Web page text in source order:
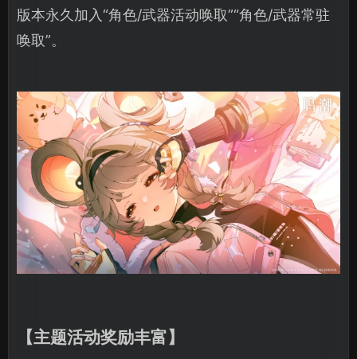
版本永久加入“角色/武器活动唤取”“角色/武器常驻
唤取”。
【主题活动奖励丰富】